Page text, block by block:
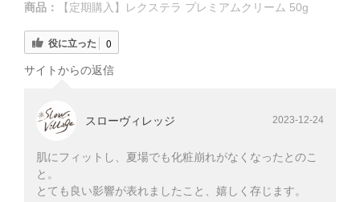
商品： 【定期購入】レクステラ プレミアムクリーム 50g
役に立った 0
サイトからの返信
スローヴィレッジ 2023-12-24
肌にフィットし、夏場でも化粧崩れがなくなったとのこ
と。
とても良い影響が表れましたこと、嬉しく存じます。